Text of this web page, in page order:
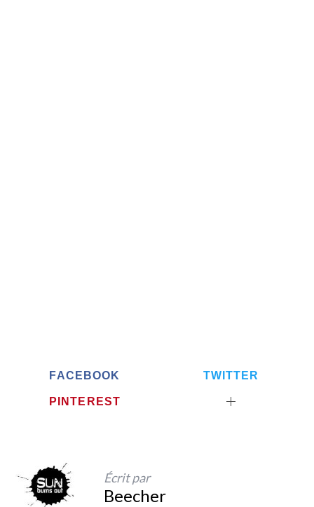
FACEBOOK TWITTER
PINTEREST
Écrit par
Beecher